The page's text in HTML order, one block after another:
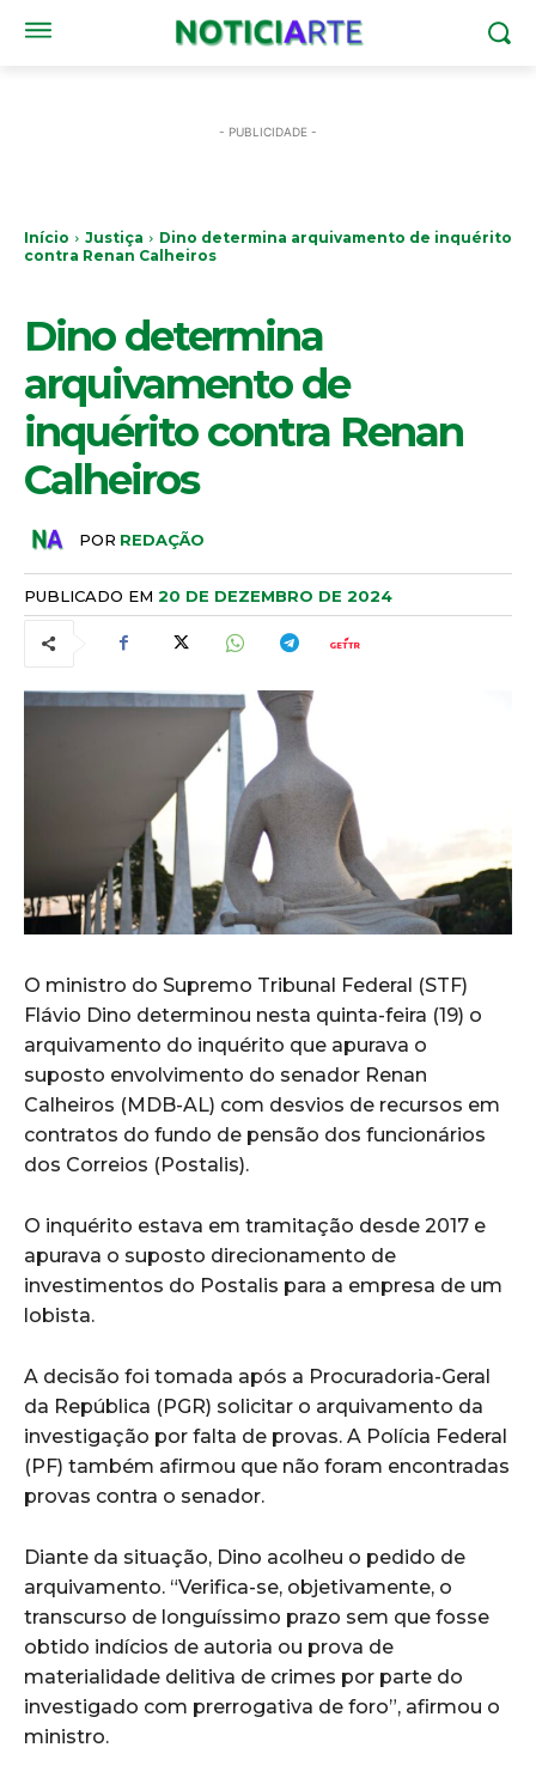
- PUBLICIDADE -
Início Justiça
Dino determina arquivamento de inquérito
contra Renan Calheiros
Dino determina
arquivamento de
inquérito contra Renan
Calheiros
POR REDAÇÃO
PUBLICADO EM 20 DE DEZEMBRO DE 2024
O ministro do Supremo Tribunal Federal (STF)
Flávio Dino determinou nesta quinta-feira (19) o
arquivamento do inquérito que apurava o
suposto envolvimento do senador Renan
Calheiros (MDB-AL) com desvios de recursos em
contratos do fundo de pensão dos funcionários
dos Correios (Postalis).
O inquérito estava em tramitação desde 2017 e
apurava o suposto direcionamento de
investimentos do Postalis para a empresa de um
lobista.
A decisão foi tomada após a Procuradoria-Geral
da República (PGR) solicitar o arquivamento da
investigação por falta de provas. A Polícia Federal
(PF) também afirmou que não foram encontradas
provas contra o senador.
Diante da situação, Dino acolheu o pedido de
arquivamento. “Verifica-se, objetivamente, o
transcurso de longuíssimo prazo sem que fosse
obtido indícios de autoria ou prova de
materialidade delitiva de crimes por parte do
investigado com prerrogativa de foro”, afirmou o
ministro.